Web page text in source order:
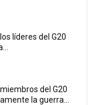
líderes del G20
del G20
la guerra...